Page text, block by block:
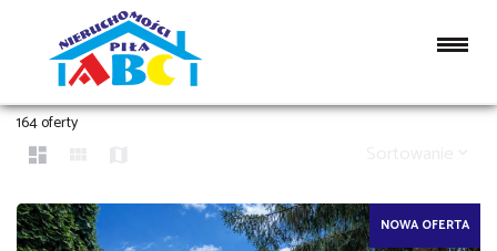
DOMY NA SPRZEDAŻ
164 oferty
NOWA OFERTA